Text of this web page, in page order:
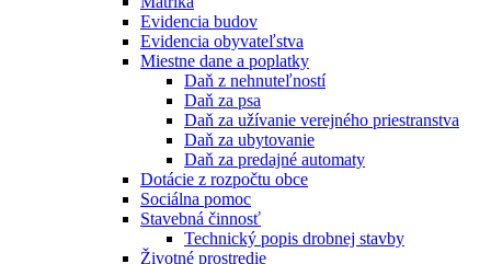
Evidencia budov
Evidencia obyvateľstva
Miestne dane a poplatky
Daň z nehnuteľností
Daň za psa
Daň za užívanie verejného priestranstva
Daň za ubytovanie
Daň za predajné automaty
Dotácie z rozpočtu obce
Sociálna pomoc
Stavebná činnosť
Technický popis drobnej stavby
Životné prostredie